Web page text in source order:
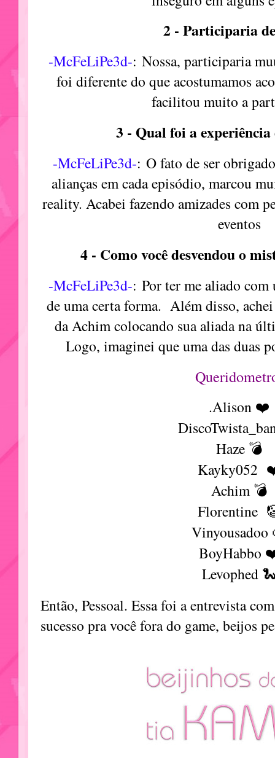
2 - Participaria
-McFeLiPe3d-: Nossa, participaria
foi diferente do que acostumamos
facilitou muito a
3 - Qual foi a
-McFeLiPe3d-: O fato de ser
alianças em cada episódio, marcou
reality. Acabei fazendo amizades com
eventos
4 - Como você desvendou o
-McFeLiPe3d-: Por ter me aliado
de uma certa forma. Além disso,
da Achim colocando sua aliada na
Logo, imaginei que uma das duas
.Alison ❤️
Haze 💣
Kayky052
Achim 💣
Florentine
Vinyousadoo
BoyHabbo
Levophed
Então, Pessoal. Essa foi a entrevista
sucesso pra você fora do game, beijos